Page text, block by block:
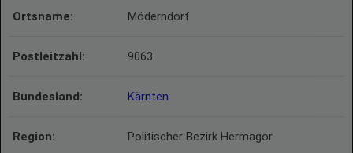
Ortsname: Möderndorf
Postleitzahl: 9063
Bundesland: Kärnten
Region: Politischer Bezirk Hermagor